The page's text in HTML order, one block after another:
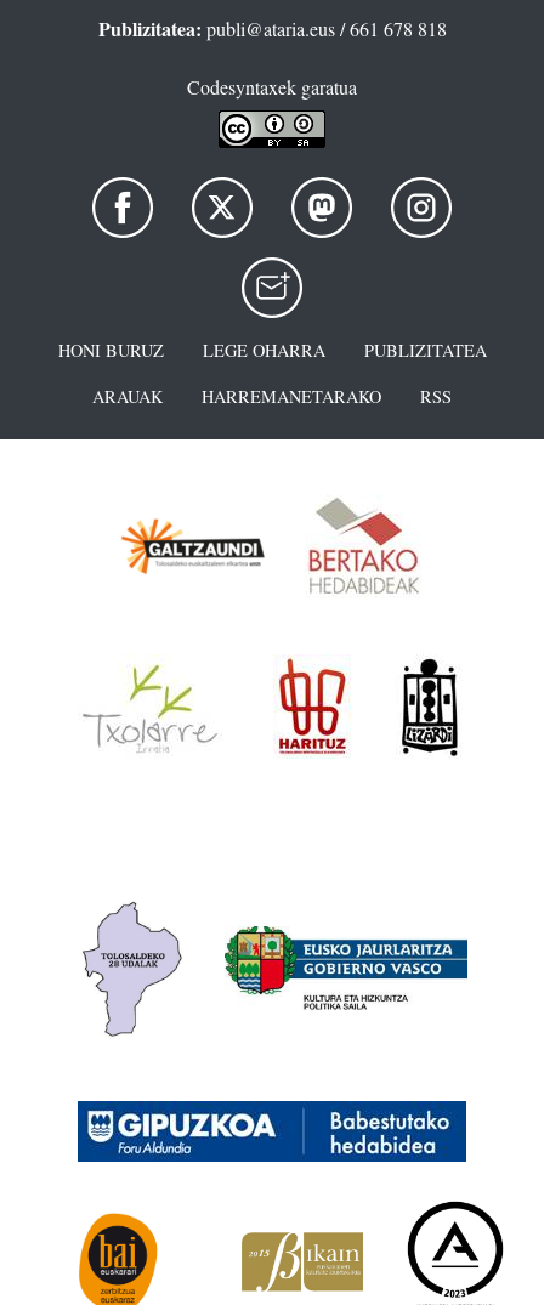
Publizitatea: publi@ataria.eus/ 661 678 818
Codesyntaxek garatua
HONI BURUZ LEGE OHARRA
PUBLIZITATEA
ARAUAK
HARREMANETARAKO RSS